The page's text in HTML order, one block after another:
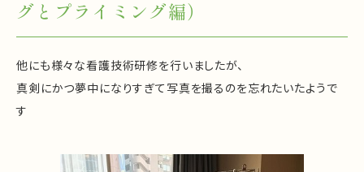
グとプライミング編）
他にも様々な看護技術研修を行いましたが、
真剣にかつ夢中になりすぎて写真を撮るのを忘れたいたようで
す